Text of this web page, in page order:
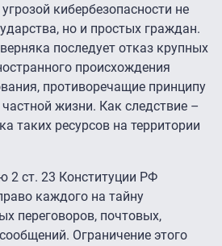
кибербезопасности не
но и простых граждан.
последует отказ крупных
происхождения
противоречащие принципу
жизни. Как следствие –
таких ресурсов на территории
2 ст. 23 Конституции РФ
каждого на тайну
переговоров, почтовых,
Ограничение этого